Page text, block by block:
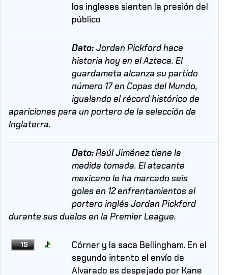
los ingleses sienten la presión del
público
Dato: Jordan Pickford hace
historia hoy en el Azteca. El
guardameta alcanza su partido
número 17 en Copas del Mundo,
igualando el récord histórico de
apariciones para un portero de la selección de
Inglaterra.
Dato:Raúl Jiménez tiene la
medida tomada. El atacante
mexicano le ha marcado seis
goles en 12 enfrentamientos al
portero inglés Jordan Pickford
durante sus duelos en la Premier League.
15
Córner y la saca Bellingham. En el
segundo intento el envío de
Alvarado es despejado por Kane